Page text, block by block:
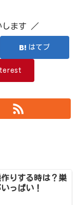
します ／
はてブ
りする時は？巣
っぱい！